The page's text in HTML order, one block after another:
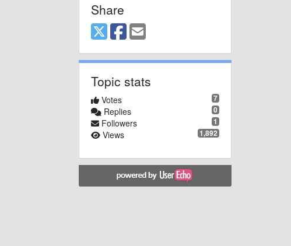
Share
Topic stats
7
Votes
0
Replies
1
Followers
1,892
Views